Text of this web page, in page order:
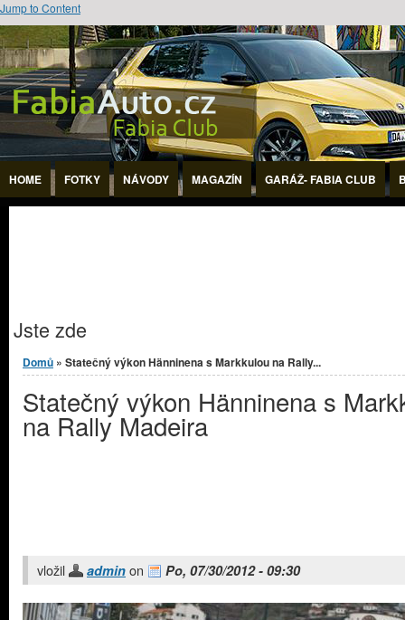
Jump to Content
HOME FOTKY NÁVODY MAGAZÍN GARÁŽ- FABIA CLUB
Jste zde
Domů » Statečný výkon Hänninena s Markkulou na Rally...
Statečný výkon Hänninena s
na Rally Madeira
vložil admin on Po, 07/30/2012 - 09:30